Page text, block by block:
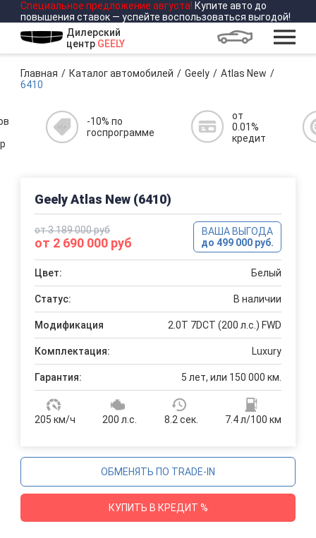
Специальное предложение августа! Купите авто до
повышения ставок — успейте воспользоваться выгодой!
Дилерский
центр GEELY
Главная Каталог автомобилей Geely
Atlas New
6410
-10% по
госпрограмме
от
0.01%
кредит
Geely Atlas New (6410)
от 3 189 000 руб
от 2 690 000 руб
ВАША ВЫГОДА
до 499 000 руб.
Цвет: Белый
Статус: В наличии
Модификация 2.0T 7DCT (200 л.с.) FWD
Комплектация: Luxury
Гарантия: 5 лет, или 150 000 км.
205 км/ч 200 л.с. 8.2 сек. 7.4 л/100 км
КУПИТЬ В КРЕДИТ %
ОБМЕНЯТЬ ПО TRADE-IN